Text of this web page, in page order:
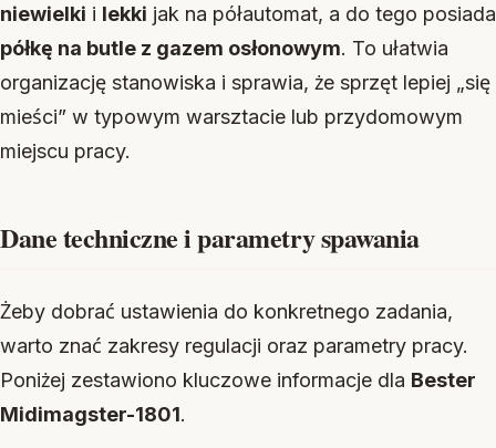
niewielki i lekki jak na półautomat, a do tego posiada
półkę na butle z gazem osłonowym. To ułatwia
organizację stanowiska i sprawia, że sprzęt lepiej „się
mieści” w typowym warsztacie lub przydomowym
miejscu pracy.
Dane techniczne i parametry spawania
Żeby dobrać ustawienia do konkretnego zadania,
warto znać zakresy regulacji oraz parametry pracy.
Poniżej zestawiono kluczowe informacje dla Bester
Midimagster-1801.